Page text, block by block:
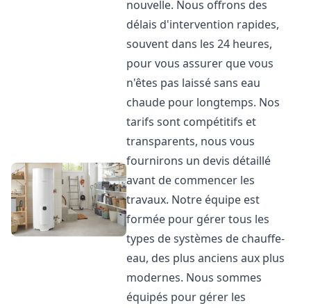
nouvelle. Nous offrons des
délais d'intervention rapides,
souvent dans les 24 heures,
pour vous assurer que vous
n'êtes pas laissé sans eau
chaude pour longtemps. Nos
tarifs sont compétitifs et
transparents, nous vous
fournirons un devis détaillé
avant de commencer les
travaux. Notre équipe est
formée pour gérer tous les
types de systèmes de chauffe-
eau, des plus anciens aux plus
modernes. Nous sommes
équipés pour gérer les